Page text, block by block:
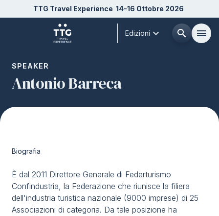
TTG Travel Experience 14-16 Ottobre 2026
Edizioni expand_more search menu
Menù
Buyer arrow_right
SPEAKER
Antonio Barreca
Biografia
È dal 2011 Direttore Generale di Federturismo
Confindustria, la Federazione che riunisce la filiera
dell'industria turistica nazionale (9000 imprese) di 25
Associazioni di categoria. Da tale posizione ha